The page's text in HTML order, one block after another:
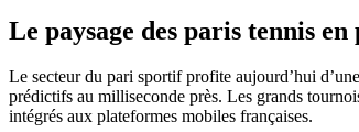
Le paysage des paris tennis
Le secteur du pari sportif profite aujourd’hui
prédictifs au milliseconde près. Les grands
intégrés aux plateformes mobiles françaises.